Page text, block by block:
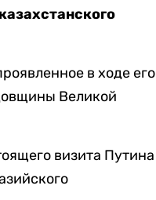
в ходе его
Великой
визита Путина